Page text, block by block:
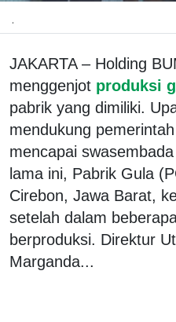
.
JAKARTA – Holding
menggenjot produksi
pabrik yang dimiliki.
mendukung
mencapai
lama ini, Pabrik Gula
Cirebon, Jawa Barat,
setelah dalam
berproduksi. Direktur
Marganda...